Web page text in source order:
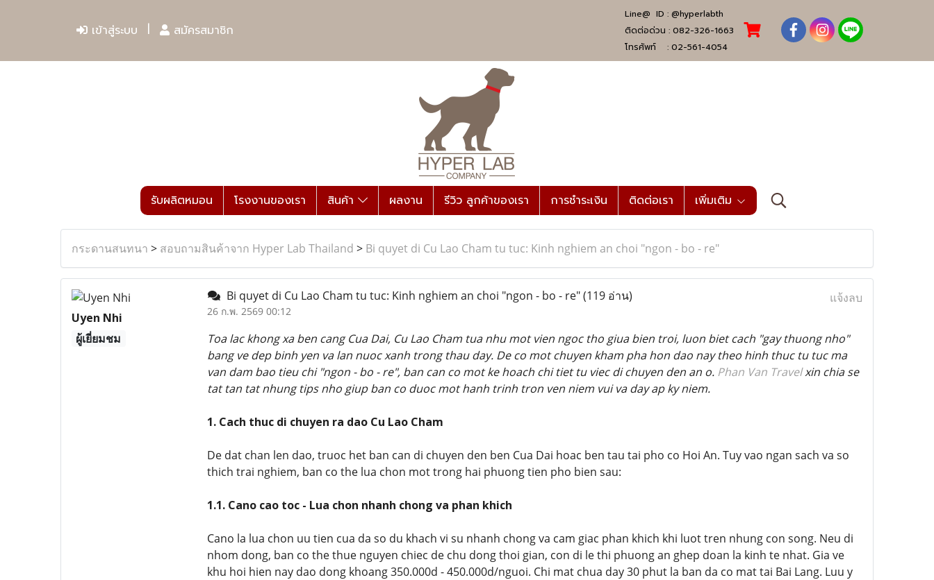
เข้าสู่ระบบ สมัครสมาชิก
Line@ ID : @hyperlabth
ติดต่อด่วน : 082-326-1663
โทรศัพท์ : 02-561-4054
รับผลิตหมอน โรงงานของเรา สินค้า ผลงาน รีวิว ลูกค้าของเรา การชำระเงิน ติดต่อเรา เพิ่มเติม
กระดานสนทนา > สอบถามสินค้าจาก Hyper Lab Thailand > Bi quyet di Cu Lao Cham tu tuc: Kinh nghiem an choi "ngon - bo - re"
Uyen Nhi
ผู้เยี่ยมชม
Bi quyet di Cu Lao Cham tu tuc: Kinh nghiem an choi "ngon - bo - re"(119 อ่าน)
26 ก.พ. 2569 00:12
แจ้งลบ
Toa lac khong xa ben cang Cua Dai, Cu Lao Cham tua nhu mot vien ngoc tho giua bien troi, luon biet cach "gay thuong nho"
bang ve dep binh yen va lan nuoc xanh trong thau day. De co mot chuyen kham pha hon dao nay theo hinh thuc tu tuc ma
van dam bao tieu chi "ngon - bo - re", ban can co mot ke hoach chi tiet tu viec di chuyen den an o. Phan Van Travelxin chia se
tat tan tat nhung tips nho giup ban co duoc mot hanh trinh tron ven niem vui va day ap ky niem.
1. Cach thuc di chuyen ra dao Cu Lao Cham
De dat chan len dao, truoc het ban can di chuyen den ben Cua Dai hoac ben tau tai pho co Hoi An. Tuy vao ngan sach va so
thich trai nghiem, ban co the lua chon mot trong hai phuong tien pho bien sau:
1.1. Cano cao toc - Lua chon nhanh chong va phan khich
Cano la lua chon uu tien cua da so du khach vi su nhanh chong va cam giac phan khich khi luot tren nhung con song. Neu di
nhom dong, ban co the thue nguyen chiec de chu dong thoi gian, con di le thi phuong an ghep doan la kinh te nhat. Gia ve
khu hoi hien nay dao dong khoang 350.000d - 450.000d/nguoi. Chi mat chua day 30 phut la ban da co mat tai Bai Lang. Luu y